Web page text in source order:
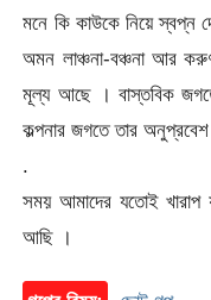
মনে কি কাউকে নিয়ে স্বপ্ন
অমন লাঞ্চনা-বঞ্চনা আর
মূল্য আছে । বাস্তবিক জগতে
কল্পনার জগতে তার
.
সময় আমাদের যতোই
আছি ।